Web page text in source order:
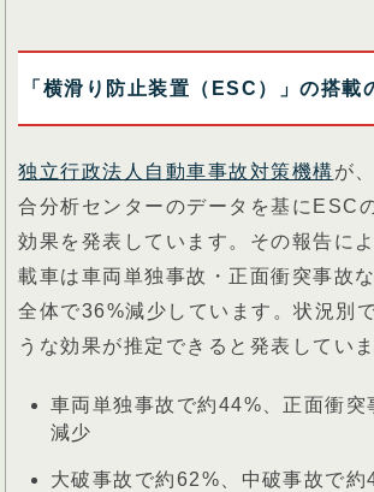
「横滑り防止装置（ESC）」の搭載
独立行政法人自動車事故対策機構が
合分析センターのデータを基にESC
効果を発表しています。その報告に
載車は車両単独事故・正面衝突事故
全体で36%減少しています。状況別
うな効果が推定できると発表していま
車両単独事故で約44%、正面衝突
減少
大破事故で約62%、中破事故で約